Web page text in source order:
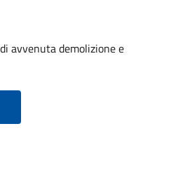
avvenuta demolizione e